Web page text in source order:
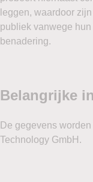
leggen, waardoor
publiek vanwege
benadering.